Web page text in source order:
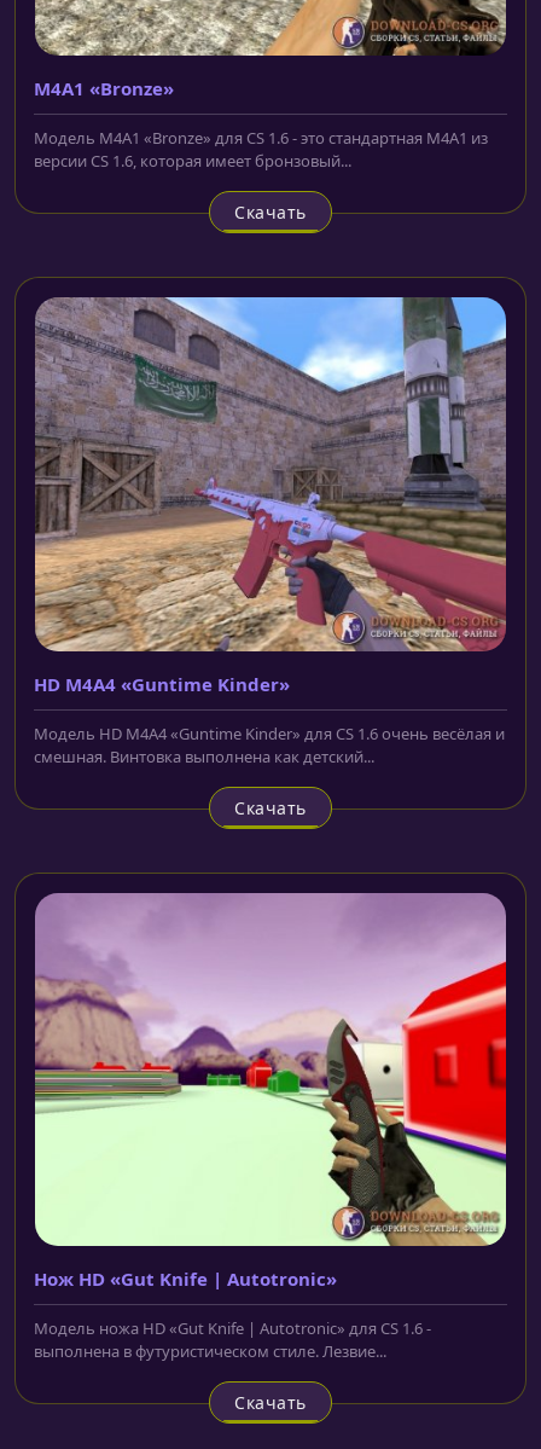
M4A1 «Bronze»
Модель M4A1 «Bronze» для CS 1.6 - это стандартная M4A1 из
версии CS 1.6, которая имеет бронзовый...
Скачать
HD M4A4 «Guntime Kinder»
Модель HD M4A4 «Guntime Kinder» для CS 1.6 очень весёлая и
смешная. Винтовка выполнена как детский...
Скачать
Нож HD «Gut Knife | Autotronic»
Модель ножа HD «Gut Knife | Autotronic» для CS 1.6 -
выполнена в футуристическом стиле. Лезвие...
Скачать